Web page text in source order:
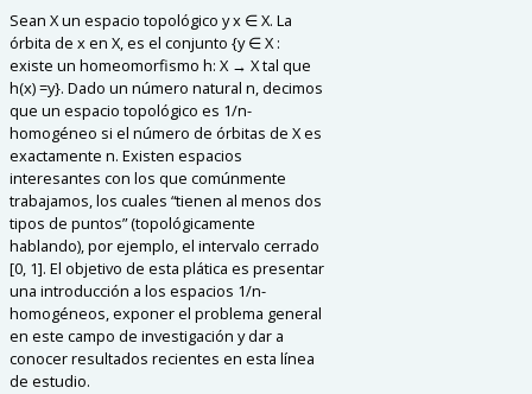
Sean X un espacio topológico y x ∈ X. La
órbita de x en X, es el conjunto {y ∈ X :
existe un homeomorfismo h: X → X tal que
h(x) =y}. Dado un número natural n, decimos
que un espacio topológico es 1/n-
homogéneo si el número de órbitas de X es
exactamente n. Existen espacios
interesantes con los que comúnmente
trabajamos, los cuales “tienen al menos dos
tipos de puntos” (topológicamente
hablando), por ejemplo, el intervalo cerrado
[0, 1]. El objetivo de esta plática es presentar
una introducción a los espacios 1/n-
homogéneos, exponer el problema general
en este campo de investigación y dar a
conocer resultados recientes en esta línea
de estudio.